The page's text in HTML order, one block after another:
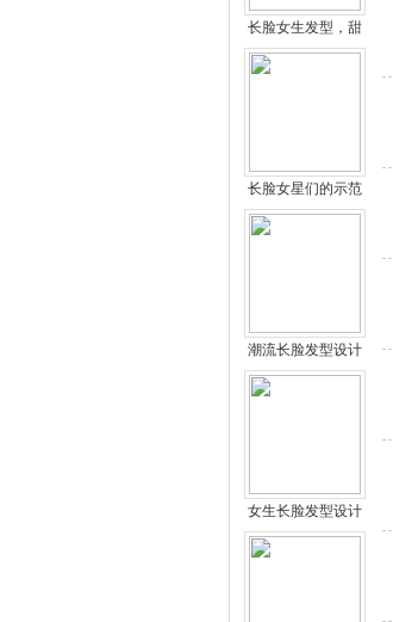
长脸女生发型，甜
长脸女星们的示范
潮流长脸发型设计
女生长脸发型设计